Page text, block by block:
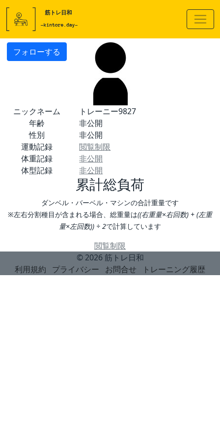
フォローする
ニックネーム
トレーニー9827
年齢
非公開
性別
非公開
運動記録
閲覧制限
体重記録
非公開
体型記録
非公開
累計総負荷
ダンベル・バーベル・マシンの合計重量です
※左右分割種目が含まれる場合、総重量は((右重量×右回数) + (左重
量×左回数)) ÷ 2で計算しています
閲覧制限
© 2026 筋トレ日和
利用規約
プライバシー お問合せ トレーニング履歴